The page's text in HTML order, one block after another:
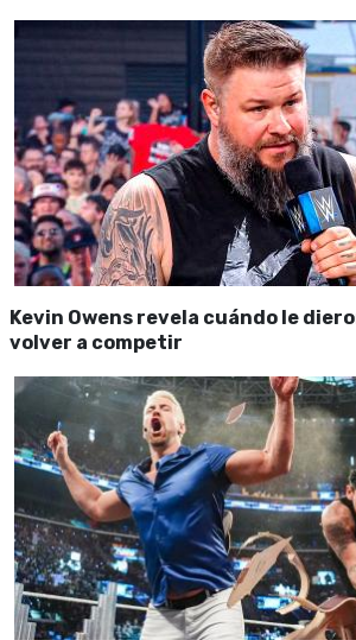
Kevin Owens revela cuándo le
volver a competir